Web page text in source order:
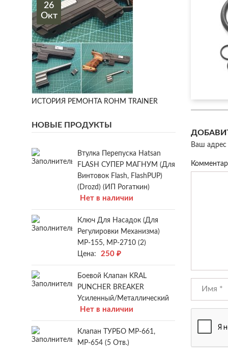
Ваш адрес
26
Окт
ИСТОРИЯ РЕМОНТА ROHM TRAINER
НОВЫЕ ПРОДУКТЫ
Втулка Перепуска Hatsan
FLASH СУПЕР МАГНУМ (для
Винтовок Flash, FlashPUP)
(Drozd) (ИП Рогаткин)
Нет в наличии
Ключ Для Насадок (для
Регулировки Механизма)
МР-155, МР-2710 (2)
Цена:
250 ₽
Боевой Клапан KRAL
PUNCHER BREAKER
Усиленный/металлический
Нет в наличии
Клапан ТУРБО МР-661,
МР-654 (5 Отв.)